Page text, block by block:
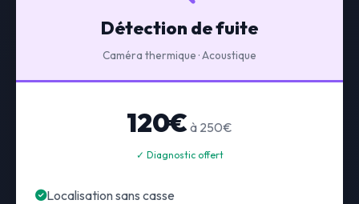
Détection de fuite
Caméra thermique · Acoustique
120€ à 250€
✓ Diagnostic offert
Localisation sans casse